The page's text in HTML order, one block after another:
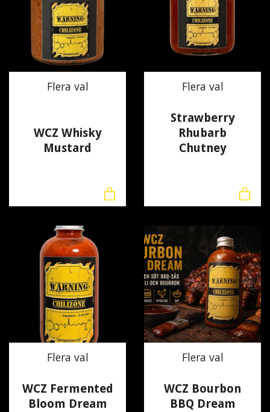
Flera val
WCZ Whisky
Mustard
Flera val
Strawberry
Rhubarb
Chutney
Flera val
WCZ Fermented
Bloom Dream
Flera val
WCZ Bourbon
BBQ Dream